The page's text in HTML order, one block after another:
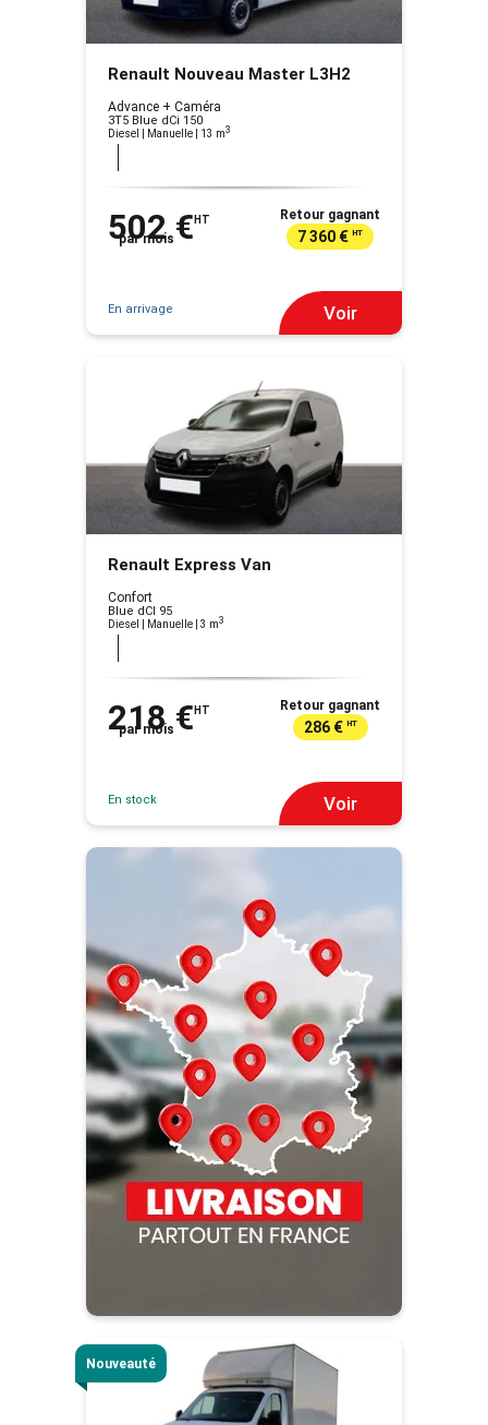
Renault Nouveau Master L3H2
Advance + Caméra
3T5 Blue dCi 150
Diesel | Manuelle | 13 m3
502 € HT
par mois
Retour gagnant
7 360 € HT
En arrivage Voir
Renault Express Van
Confort
Blue dCI 95
Diesel | Manuelle | 3 m3
218 € HT
par mois
Retour gagnant
286 € HT
En stock Voir
Nouveauté